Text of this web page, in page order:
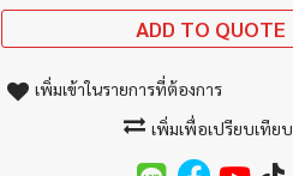
ADD TO QUOTE
เพิ่มเข้าในรายการที่ต้องการ
เพิ่มเพื่อเปรียบเทียบ